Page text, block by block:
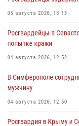
05 августа 2026, 13:13
Росгвардейцы в
попытке кражи
04 августа 2026, 12:52
В Симферополе
мужчину
04 августа 2026, 12:50
Росгвардия в Крыму и